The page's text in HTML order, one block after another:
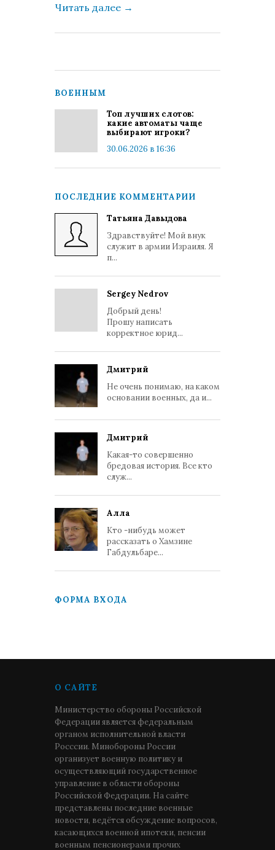
Читать далее →
ВОЕННЫМ
Топ лучших слотов:
какие автоматы чаще
выбирают игроки?
30.06.2026 в 16:36
ПОСЛЕДНИЕ КОММЕНТАРИИ
Татьяна Давыдова
Здравствуйте! Мой внук
служит в армии Израиля. Я
п...
Sergey Nedrov
Добрый день!
Прошу написать
корректное юрид...
Дмитрий
Не очень понимаю, на каком
основании военных, да и...
Дмитрий
Какая-то совершенно
бредовая история. Все кто
служ...
Алла
Кто -нибудь может
рассказать о Хамзине
Габдульбаре...
ФОРМА ВХОДА
О САЙТЕ
Министерство обороны Российской
Федерации является федеральным
органом исполнительной власти
Росссии. Минобороны России
организует военную политику и
осуществляющий государственное
управление в области обороны
Российской Федерации. На сайте
представлены последние военные
новости, ведётся обсуждение вопросов,
касающихся военной ипотеки, пенсии
военным пенсионерами прочих